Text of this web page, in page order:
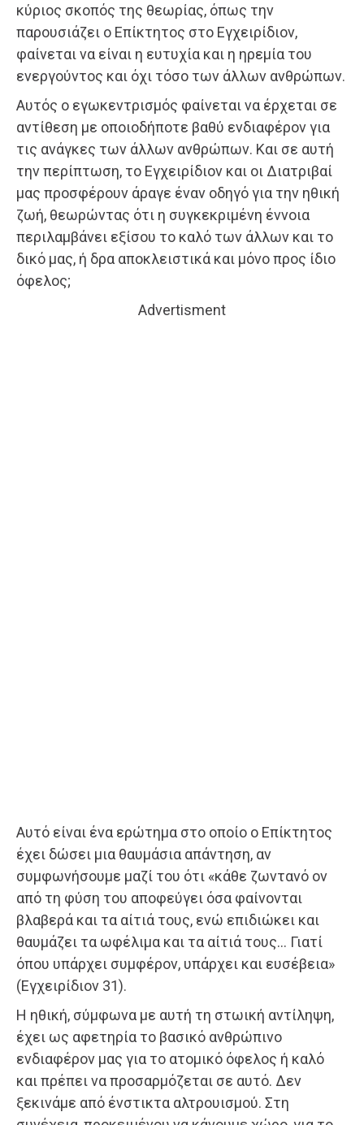
κύριος σκοπός της θεωρίας, όπως την
παρουσιάζει ο Επίκτητος στο Εγχειρίδιον,
φαίνεται να είναι η ευτυχία και η ηρεμία του
ενεργούντος και όχι τόσο των άλλων ανθρώπων.
Αυτός ο εγωκεντρισμός φαίνεται να έρχεται σε
αντίθεση με οποιοδήποτε βαθύ ενδιαφέρον για
τις ανάγκες των άλλων ανθρώπων. Και σε αυτή
την περίπτωση, το Εγχειρίδιον και οι Διατριβαί
μας προσφέρουν άραγε έναν οδηγό για την ηθική
ζωή, θεωρώντας ότι η συγκεκριμένη έννοια
περιλαμβάνει εξίσου το καλό των άλλων και το
δικό μας, ή δρα αποκλειστικά και μόνο προς ίδιο
όφελος;
Advertisment
Αυτό είναι ένα ερώτημα στο οποίο ο Επίκτητος
έχει δώσει μια θαυμάσια απάντηση, αν
συμφωνήσουμε μαζί του ότι «κάθε ζωντανό ον
από τη φύση του αποφεύγει όσα φαίνονται
βλαβερά και τα αίτιά τους, ενώ επιδιώκει και
θαυμάζει τα ωφέλιμα και τα αίτιά τους… Γιατί
όπου υπάρχει συμφέρον, υπάρχει και ευσέβεια»
(Εγχειρίδιον 31).
Η ηθική, σύμφωνα με αυτή τη στωική αντίληψη,
έχει ως αφετηρία το βασικό ανθρώπινο
ενδιαφέρον μας για το ατομικό όφελος ή καλό
και πρέπει να προσαρμόζεται σε αυτό. Δεν
ξεκινάμε από ένστικτα αλτρουισμού. Στη